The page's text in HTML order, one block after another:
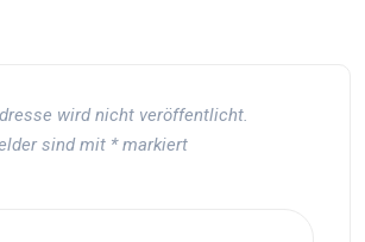
wird nicht veröffentlicht.
sind mit *markiert